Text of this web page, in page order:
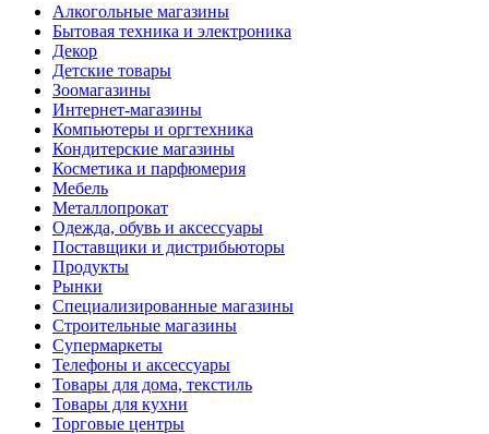
Алкогольные магазины
Бытовая техника и электроника
Декор
Детские товары
Зоомагазины
Интернет-магазины
Компьютеры и оргтехника
Кондитерские магазины
Косметика и парфюмерия
Мебель
Металлопрокат
Одежда, обувь и аксессуары
Поставщики и дистрибьюторы
Продукты
Рынки
Специализированные магазины
Строительные магазины
Супермаркеты
Телефоны и аксессуары
Товары для дома, текстиль
Товары для кухни
Торговые центры